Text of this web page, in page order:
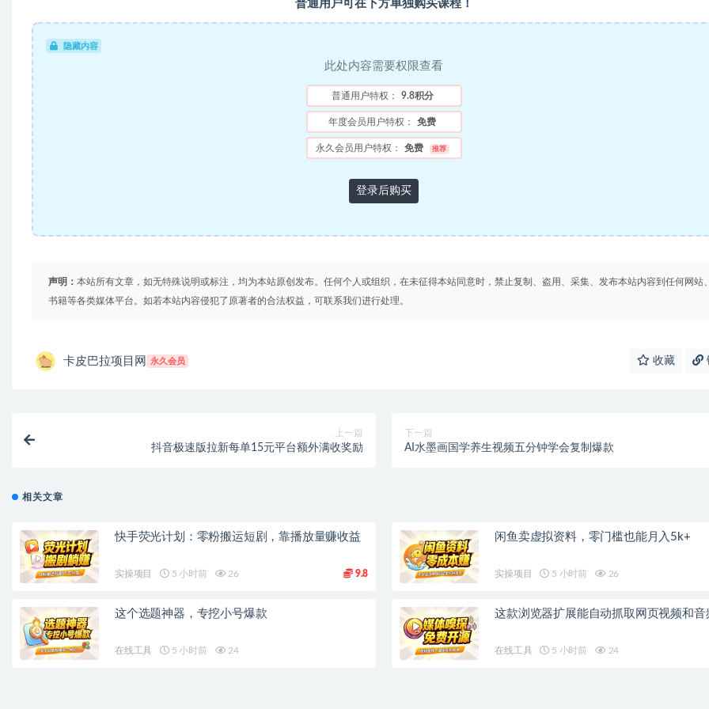
普通用户可在下方单独购买课程！
隐藏内容
此处内容需要权限查看
普通用户特权： 9.8积分
年度会员用户特权： 免费
永久会员用户特权： 免费 推荐
登录后购买
声明： 本站所有文章，如无特殊说明或标注，均为本站原创发布。任何个人或组织，在未征得本站同意时，禁止复制、盗用、采集、发布本站内容到任何网站
书籍等各类媒体平台。如若本站内容侵犯了原著者的合法权益，可联系我们进行处理。
卡皮巴拉项目网 永久会员 收藏
上一篇
抖音极速版拉新每单15元平台额外满收奖励
下一篇
AI水墨画国学养生视频五分钟学会复制爆款
相关文章
快手荧光计划：零粉搬运短剧，靠播放量赚收益
实操项目 5 小时前 26 9.8
闲鱼卖虚拟资料，零门槛也能月入5k+
实操项目 5 小时前 26
这个选题神器，专挖小号爆款
在线工具 5 小时前 24
这款浏览器扩展能自动抓取网页视频和音
在线工具 5 小时前 24